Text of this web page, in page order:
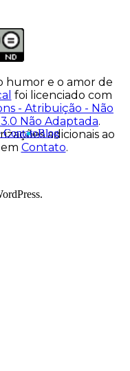
humor e o amor de
foi licenciado com
- Atribuição - Não
Não Adaptada.
adicionais ao
Contato.
ContatoBlog